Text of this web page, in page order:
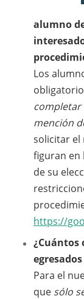
alumno
Los
completar
mención
solicitar el
figuran en
de su
https://
¿Cuántos
Para el
que sólo